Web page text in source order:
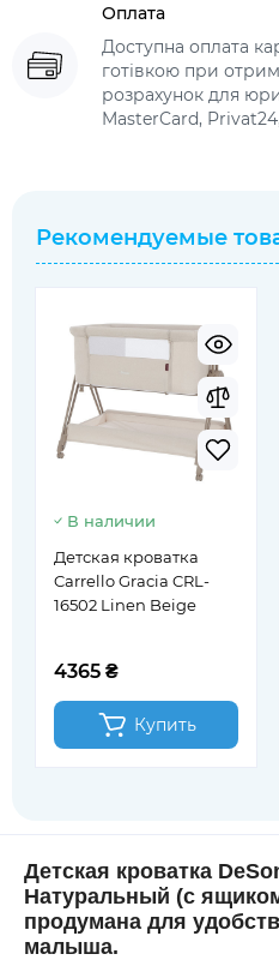
Оплата
Доступна оплата
готівкою при
розрахунок для
MasterCard,
Рекомендуемые
В наличии
Детская кроватка
Carrello Gracia CRL-
16502 Linen Beige
4365 ₴
Купить
Детская кроватка
Натуральный (с
продумана для
малыша.